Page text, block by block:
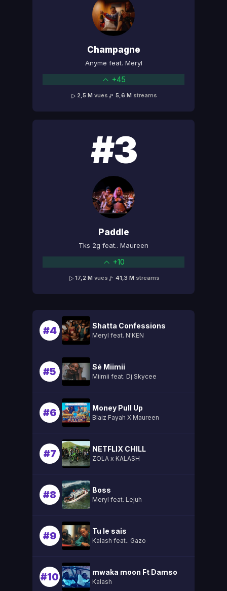
Champagne
Anyme feat. Meryl
+45
2,5 M vues 5,6 M streams
#3
Paddle
Tks 2g feat.. Maureen
+10
17,2 M vues 41,3 M streams
#4 Shatta Confessions
Meryl feat. N'KEN
#5 Sé Miimii
Miimii feat. Dj Skycee
#6 Money Pull Up
Blaiz Fayah X Maureen
#7 NETFLIX CHILL
ZOLA x KALASH
#8 Boss
Meryl feat. Lejuh
#9 Tu le sais
Kalash feat.. Gazo
#10 mwaka moon Ft Damso
Kalash